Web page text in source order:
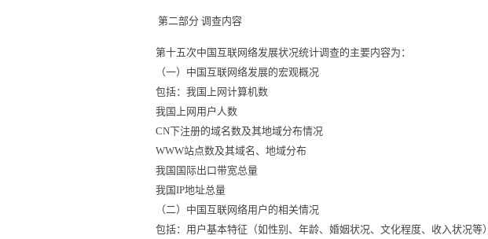
第二部分 调查内容
第十五次中国互联网络发展状况统计调查的主要内容为：
（一）中国互联网络发展的宏观概况
包括：我国上网计算机数
我国上网用户人数
CN下注册的域名数及其地域分布情况
WWW站点数及其域名、地域分布
我国国际出口带宽总量
我国IP地址总量
（二）中国互联网络用户的相关情况
包括：用户基本特征（如性别、年龄、婚姻状况、文化程度、收入状况等）